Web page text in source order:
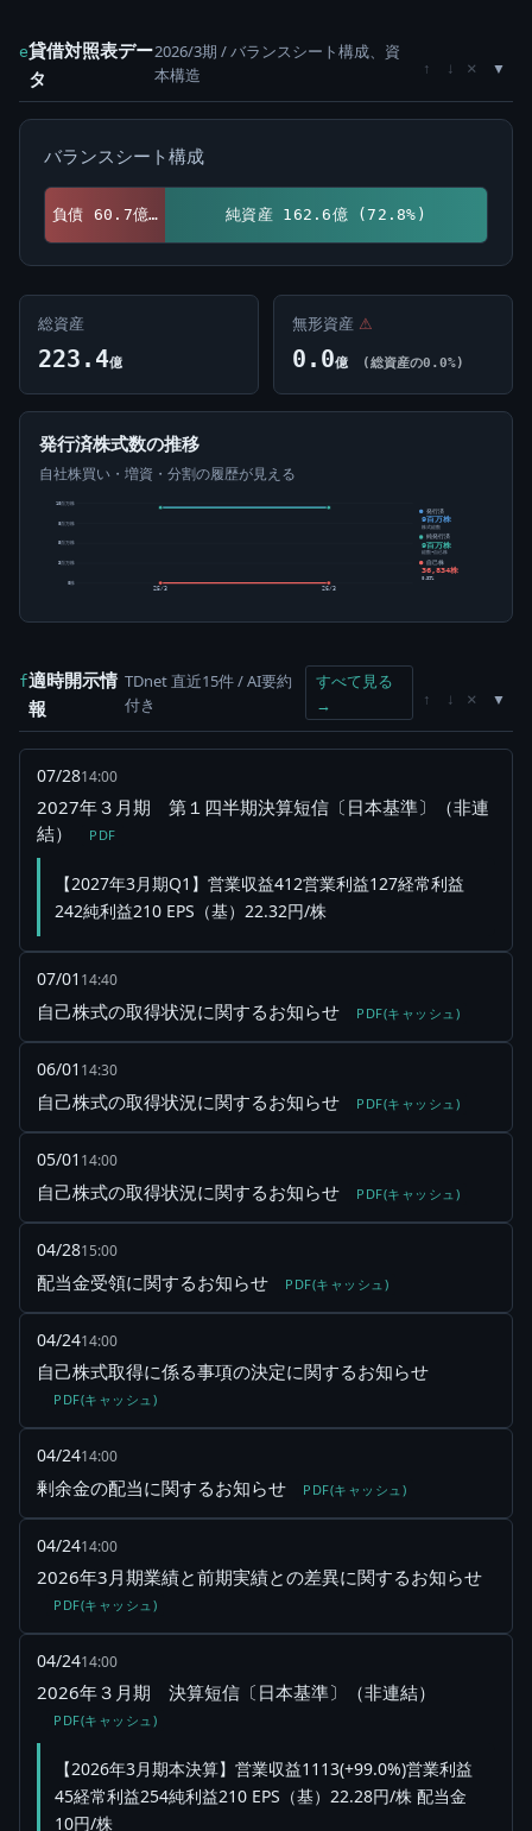
e貸借対照表デー
タ
2026/3期 / バランスシート構成、資
本構造
↑ ↓ ×
バランスシート構成
負債 60.7億 (27.2%) 純資産 162.6億 (72.8%)
総資産
223.4億
無形資産 ⚠
0.0億 (総資産の0.0%)
発行済株式数の推移
自社株買い・増資・分割の履歴が見える
0株
3百万株
5百万株
8百万株
10百万株
25/3 26/3
発行済
9百万株
株式総数
純発行済
9百万株
総数-自己株
自己株
36,834株
0.39%
f適時開示情
報
TDnet 直近15件 / AI要約
付き
すべて見る
→
↑ ↓ ×
07/2814:00
2027年３月期 第１四半期決算短信〔日本基準〕（非連
結）
PDF
【2027年3月期Q1】営業収益412営業利益127経常利益
242純利益210 EPS（基）22.32円/株
07/01 14:40
自己株式の取得状況に関するお知らせ PDF(キャッシュ)
06/01 14:30
自己株式の取得状況に関するお知らせ PDF(キャッシュ)
05/01 14:00
自己株式の取得状況に関するお知らせ PDF(キャッシュ)
04/2815:00
配当金受領に関するお知らせ PDF(キャッシュ)
04/2414:00
自己株式取得に係る事項の決定に関するお知らせ
PDF(キャッシュ)
04/2414:00
剰余金の配当に関するお知らせ PDF(キャッシュ)
04/2414:00
2026年3月期業績と前期実績との差異に関するお知らせ
PDF(キャッシュ)
04/2414:00
2026年３月期 決算短信〔日本基準〕（非連結）
PDF(キャッシュ)
【2026年3月期本決算】営業収益1113(+99.0%)営業利益
45経常利益254純利益210 EPS（基）22.28円/株 配当金
10円/株